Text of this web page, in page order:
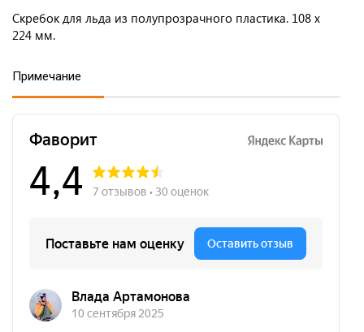
Скребок для льда из полупрозрачного пластика. 108 x
224 мм.
Примечание